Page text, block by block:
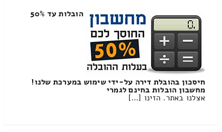
הובלות עד 50%
חיסכון בהובלת דירה על-ידי שימוש במערכת שלנו!
מחשבון הובלות בחינם לגמרי
אצלנו באתר. הזינו […]